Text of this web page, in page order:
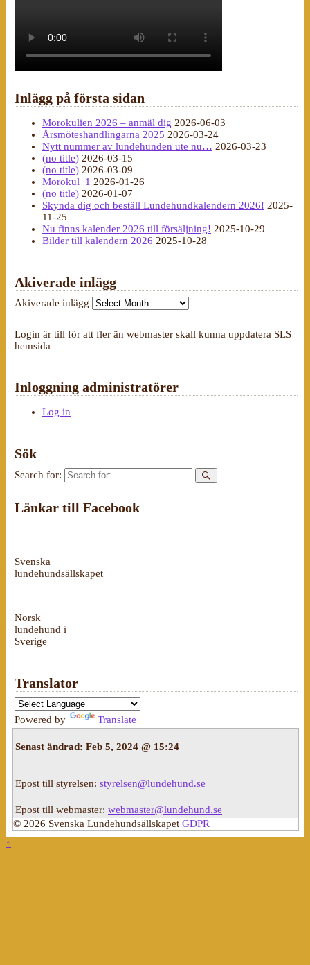
Inlägg på första sidan
Morokulien 2026 – anmäl dig 2026-06-03
Årsmöteshandlingarna 2025 2026-03-24
Nytt nummer av lundehunden ute nu… 2026-03-23
(no title) 2026-03-15
(no title) 2026-03-09
Morokul_1 2026-01-26
(no title) 2026-01-07
Skynda dig och beställ Lundehundkalendern 2026! 2025-
11-25
Nu finns kalender 2026 till försäljning! 2025-10-29
Bilder till kalendern 2026 2025-10-28
Akiverade inlägg
Akiverade inlägg
Login är till för att fler än webmaster skall kunna uppdatera SLS
hemsida
Inloggning administratörer
Log in
Sök
Search for:
Länkar till Facebook
Svenska
lundehundsällskapet
Norsk
lundehund i
Sverige
Translator
Powered by Translate
Senast ändrad: Feb 5, 2024 @ 15:24
Epost till styrelsen: styrelsen@lundehund.se
Epost till webmaster: webmaster@lundehund.se
© 2026 Svenska Lundehundsällskapet GDPR
↑